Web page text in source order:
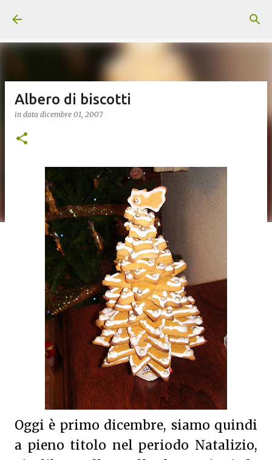
Albero di biscotti
in data dicembre 01, 2007
Oggi è primo dicembre, siamo quindi
a pieno titolo nel periodo Natalizio,